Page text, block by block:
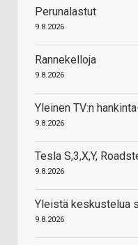
Perunalastut
9.8.2026
Rannekelloja
9.8.2026
Yleinen TV:n
9.8.2026
Tesla S,3,X,Y,
9.8.2026
Yleistä keskustelua
9.8.2026